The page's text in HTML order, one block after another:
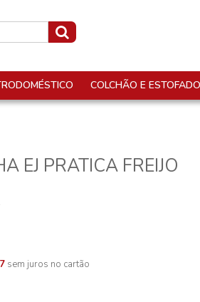
COLCHÃO E ESTOFADO
EJ PRATICA FREIJO
sem juros no cartão